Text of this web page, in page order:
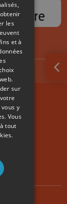
les
et à
sur
y
. Vous
tout
.